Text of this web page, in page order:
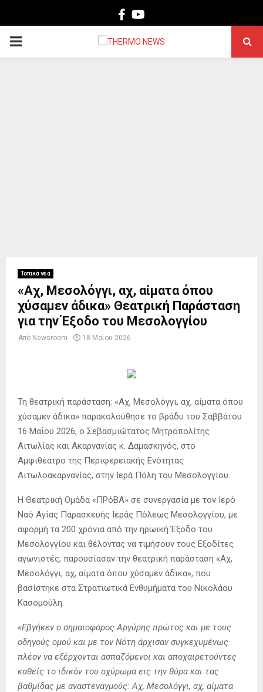
Facebook
PRIMARY
Τοπικά νέα
«Αχ, Μεσολόγγι, αχ, αίματα όπου
χύσαμεν άδικα» Θεατρική Παράσταση
για την Έξοδο του Μεσολογγίου
Από Newsroom 18 Μαΐου 2026
Τη θεατρική παράσταση: «Αχ, Μεσολόγγι, αχ, αίματα όπου
χύσαμεν άδικα» παρακολούθησε το βράδυ του Σαββάτου
16 Μαΐου 2026, ο Σεβασμιώτατος Μητροπολίτης
Αιτωλίας και Ακαρνανίας κ. Δαμασκηνός, στο
Αμφιθέατρο της Περιφερειακής Ενότητας
Αιτωλοακαρνανίας, στην Ιερά Πόλη του Μεσολογγίου.
Η Θεατρική Ομάδα «ΠΡόΒΑ» σε συνεργασία με τον Ιερό
Ναό Αγίας Παρασκευής Ιεράς Πόλεως Μεσολογγίου, με
αφορμή τα 200 χρόνια από την ηρωική Έξοδο του
Μεσολογγίου και θέλοντας να τιμήσουν τους Εξοδίτες
αγωνιστές, παρουσίασαν την θεατρική παράσταση «Αχ,
Μεσολόγγι, αχ, αίματα όπου χύσαμεν άδικα», που
βασίστηκε στα Στρατιωτικά Ενθυμήματα του Νικολάου
Κασομούλη.
«Εβγήκεν ο σημαιοφόρος Αργύρης πρώτος και με τους
οδηγούς ομού και με τον Νότη άρχισαν συγκεχυμένως
πλέον να εξέρχονται ασπαζόμενοι και αποχαιρετούντες
καθείς το ιδικόν του οχύρωμα εις την θύρα και τας
βαθμίδας με αναστεναγμούς: Αχ, Μεσολόγγι, αχ, αίματα